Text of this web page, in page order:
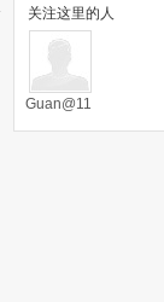
关注这里的人
Guan@11